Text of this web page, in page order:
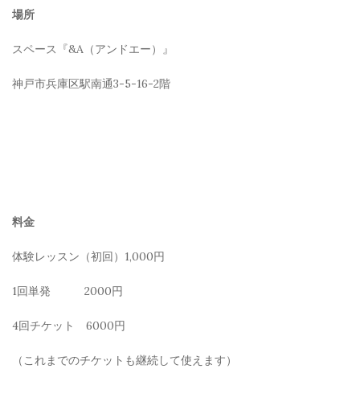
場所
スペース『&A（アンドエー）』
神戸市兵庫区駅南通3-5-16-2階
料金
体験レッスン（初回）1,000円
1回単発 2000円
4回チケット 6000円
（これまでのチケットも継続して使えます）